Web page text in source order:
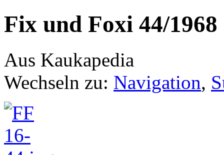
Fix und Foxi 44/1968
Aus Kaukapedia
Wechseln zu: Navigation,